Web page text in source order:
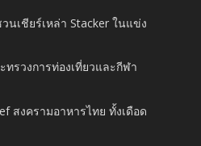
นเชียร์เหล่า Stacker ในแข่ง
ทรวงการท่องเที่ยวและกีฬา
สงครามอาหารไทย ทั้งเดือด